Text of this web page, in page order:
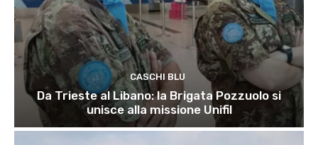
CASCHI BLU
Da Trieste al Libano: la Brigata Pozzuolo si
unisce alla missione Unifil